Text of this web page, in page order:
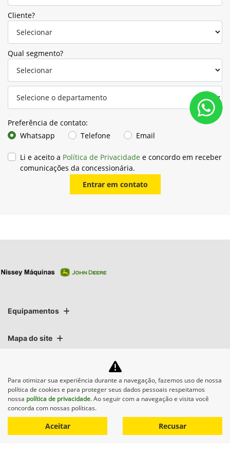
Cliente?
Qual segmento?
Preferência de contato:
Whatsapp
Telefone Email
Li e aceito a Política de Privacidade e concordo em receber
comunicações da concessionária.
Entrar em contato
Equipamentos
Mapa do site
NISSEY MAQUINAS AGRÍCOLAS LTDA
CNPJ: 07.527.707/0008-76
Para otimizar sua experiência durante a navegação, fazemos uso de nossa
política de cookies e para proteger seus dados pessoais respeitamos
nossa política de privacidade. Ao seguir com a navegação e visita você
concorda com nossas políticas.
Aceitar Recusar